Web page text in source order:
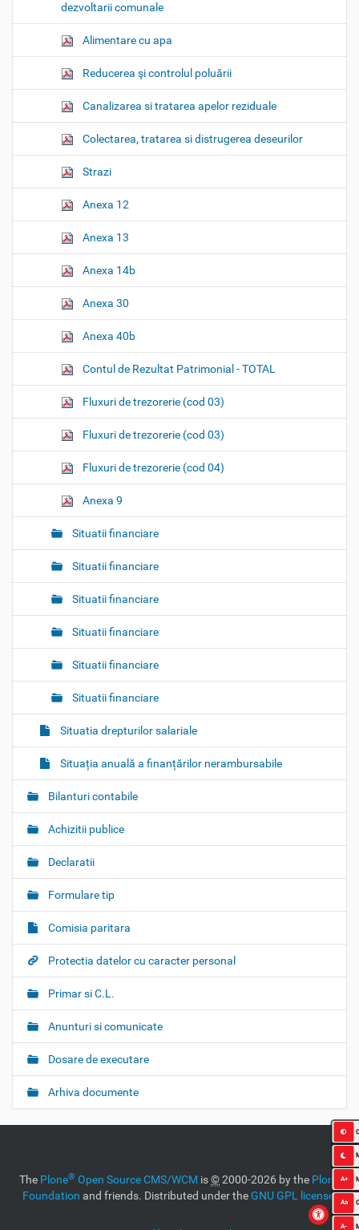
A+
Aa
A-
dezvoltarii comunale
Alimentare cu apa
Reducerea şi controlul poluării
Canalizarea si tratarea apelor reziduale
Colectarea, tratarea si distrugerea deseurilor
Strazi
Anexa 12
Anexa 13
Anexa 14b
Anexa 30
Anexa 40b
Contul de Rezultat Patrimonial - TOTAL
Fluxuri de trezorerie (cod 03)
Fluxuri de trezorerie (cod 03)
Fluxuri de trezorerie (cod 04)
Anexa 9
Situatii financiare
Situatii financiare
Situatii financiare
Situatii financiare
Situatii financiare
Situatii financiare
Situatia drepturilor salariale
Situația anuală a finanțărilor nerambursabile
Bilanturi contabile
Achizitii publice
Declaratii
Formulare tip
Comisia paritara
Protectia datelor cu caracter personal
Primar si C.L.
Anunturi si comunicate
Dosare de executare
Arhiva documente
The Plone® Open Source CMS/WCM is©2000-2026 by the Plone
Foundation and friends. Distributed under theGNU GPL license.